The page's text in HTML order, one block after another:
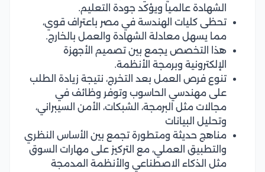
الشهادة عالميا ويؤكد جودة التعليم.
تحظى كليات الهندسة في مصر باعتراف قوي،
مما يسهل معادلة الشهادة والعمل بالخارج.
هذا التخصص يجمع بين تصميم الأجهزة
الإلكترونية وبرمجة الأنظمة.
تنوع فرص العمل بعد التخرج، نتيجة زيادة الطلب
على مهندسي الحاسوب وتوفر وظائف في
مجالات مثل البرمجة، الشبكات، الأمن السيبراني،
وتحليل البيانات
مناهج حديثة ومتطورة تجمع بين الأساس النظري
والتطبيق العملي، مع التركيز على مهارات السوق
مثل الذكاء الاصطناعي والأنظمة المدمجة